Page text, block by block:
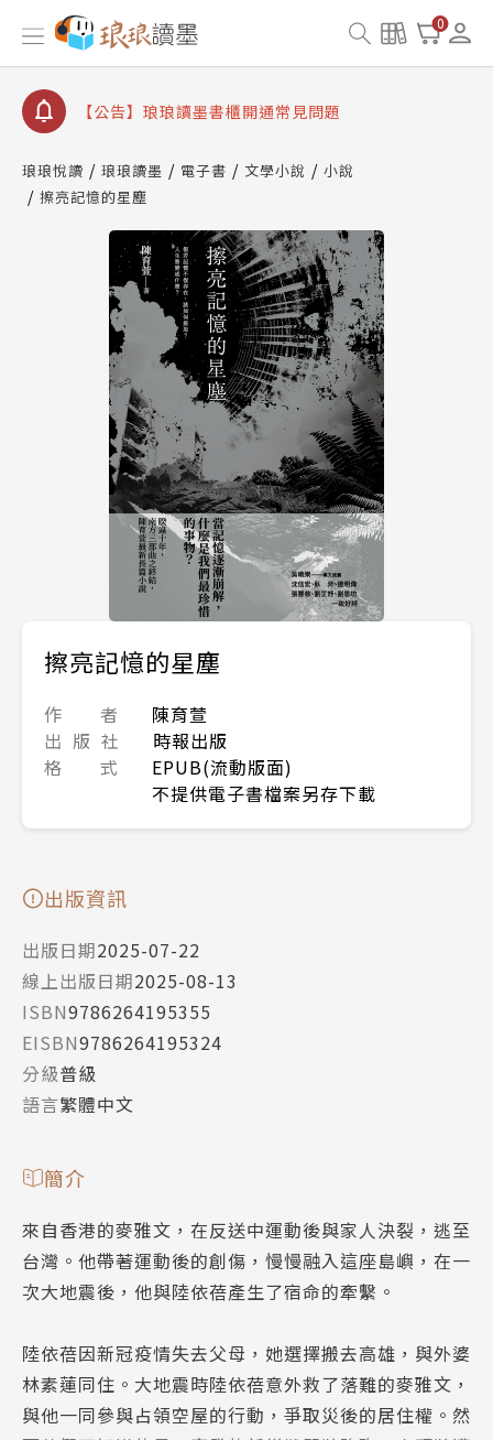
0
【公告】琅琅讀墨數位閱讀資產合併與書櫃開通申請
【公告】琅琅讀墨 3 分鐘完成書櫃開通與資產合併申
【公告】琅琅書店服務升級重要說明及資產合併結果
查詢
琅琅悅讀 琅琅讀墨 電子書 文學小說
小說
擦亮記憶的星塵
擦亮記憶的星塵
作 者
陳育萱
出 版 社
時報出版
格 式
EPUB(流動版面)
不提供電子書檔案另存下載
出版資訊
出版日期2025-07-22
線上出版日期2025-08-13
ISBN9786264195355
EISBN9786264195324
分級普級
語言繁體中文
簡介
來自香港的麥雅文，在反送中運動後與家人決裂，逃至
台灣。他帶著運動後的創傷，慢慢融入這座島嶼，在一
次大地震後，他與陸依蓓產生了宿命的牽繫。
陸依蓓因新冠疫情失去父母，她選擇搬去高雄，與外婆
林素蓮同住。大地震時陸依蓓意外救了落難的麥雅文，
與他一同參與占領空屋的行動，爭取災後的居住權。然